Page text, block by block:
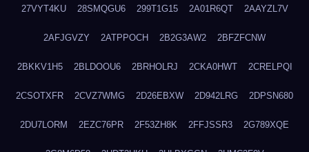
27VYT4KU 28SMQGU6 299T1G15 2A01R6QT 2AAYZL7V
2AFJGVZY 2ATPPOCH 2B2G3AW2 2BFZFCNW
2BKKV1H5 2BLDOOU6 2BRHOLRJ 2CKA0HWT 2CRELPQI
2CSOTXFR 2CVZ7WMG 2D26EBXW 2D942LRG 2DPSN680
2DU7LORM 2EZC76PR 2F53ZH8K 2FFJSSR3 2G789XQE